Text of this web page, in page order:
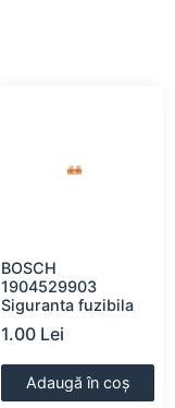
BOSCH
1904529903
Siguranta fuzibila
1.00 Lei
Adaugă în coș